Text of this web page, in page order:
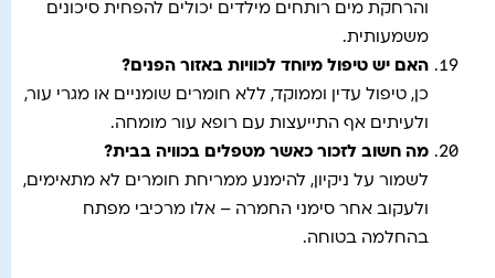
והרחקת מים רותחים מילדים יכולים להפחית סיכונים
משמעותית.
האם יש טיפול מיוחד לכוויות באזור הפנים?
כן, טיפול עדין וממוקד, ללא חומרים שומניים או מגרי עור,
ולעיתים אף התייעצות עם רופא עור מומחה.
מה חשוב לזכור כאשר מטפלים בכוויה בבית?
לשמור על ניקיון, להימנע ממריחת חומרים לא מתאימים,
ולעקוב אחר סימני החמרה – אלו מרכיבי מפתח
בהחלמה בטוחה.